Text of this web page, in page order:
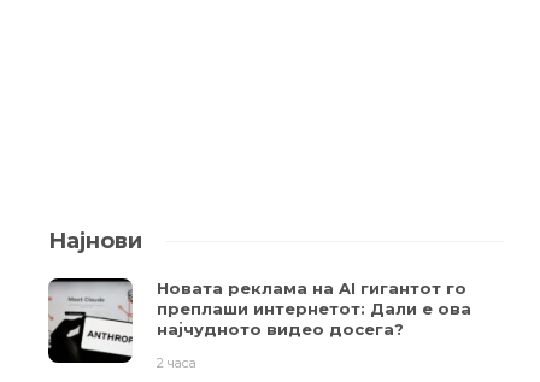
Најнови
Новата реклама на AI гигантот го
преплаши интернетот: Дали е ова
најчудното видео досега?
2 часа